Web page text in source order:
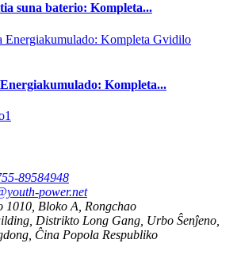
suna baterio: Kompleta...
Kompleta...
89584948
power.net
1010, Bloko A, Rongchao
Distrikto Long Gang, Urbo Ŝenĵeno,
Ĉina Popola Respubliko